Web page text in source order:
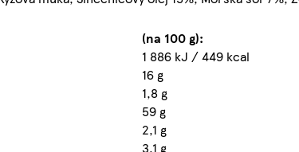
(na 100 g):
1 886 kJ / 449 kcal
16 g
1,8 g
59 g
2,1 g
3,1 g